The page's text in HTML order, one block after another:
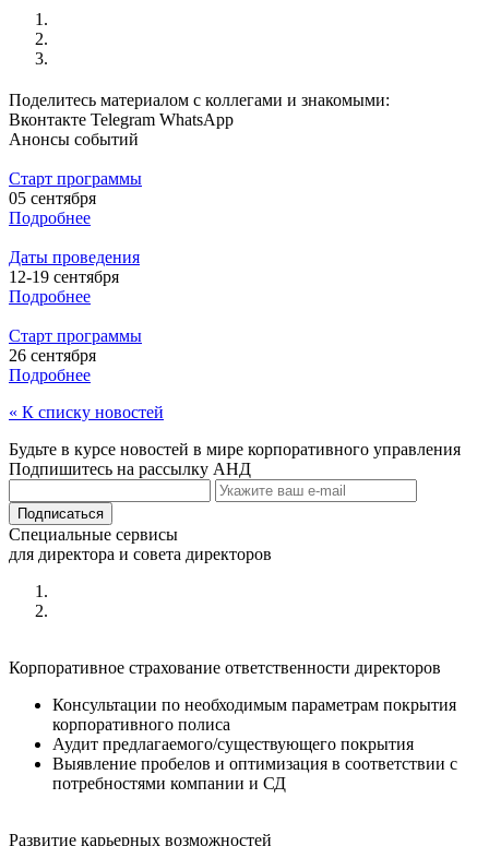
Поделитесь материалом с коллегами и знакомыми:
Вконтакте Telegram WhatsApp
Анонсы событий
Старт программы
05 сентября
Подробнее
Даты проведения
12-19 сентября
Подробнее
Старт программы
26 сентября
Подробнее
« К списку новостей
Будьте в курсе новостей в мире корпоративного управления
Подпишитесь на рассылку АНД
Специальные сервисы
для директора и совета директоров
Корпоративное страхование ответственности директоров
Консультации по необходимым параметрам покрытия
корпоративного полиса
Аудит предлагаемого/существующего покрытия
Выявление пробелов и оптимизация в соответствии с
потребностями компании и СД
Развитие карьерных возможностей